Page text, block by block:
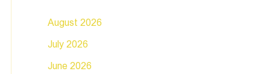
August 2026
July 2026
June 2026